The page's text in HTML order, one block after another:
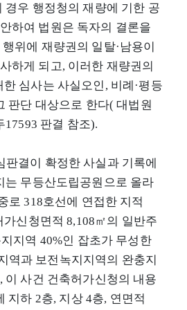
경우 행정청의 재량에 기한 공
하여 법원은 독자의 결론을
위에 재량권의 일탈·남용이
하게 되고, 이러한 재량권의
한 심사는 사실오인, 비례·평등
판단 대상으로 한다( 대법원
17593 판결 참조).
판결이 확정한 사실과 기록에
는 무등산도립공원으로 올라
로 3­18호선에 연접한 지적
신청면적 8,108㎡의 일반주
지역 40%인 잡초가 무성한
역과 보전녹지지역의 완충지
이 사건 건축허가신청의 내용
지하 2층, 지상 4층, 연면적